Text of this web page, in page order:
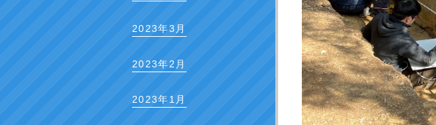
2023年3月
2023年2月
2023年1月